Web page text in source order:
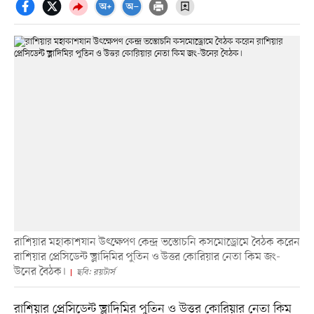
রাশিয়ার মহাকাশযান উৎক্ষেপণ কেন্দ্র ভস্তোচনি কসমোড্রোমে বৈঠক করেন
রাশিয়ার প্রেসিডেন্ট ভ্লাদিমির পুতিন ও উত্তর কোরিয়ার নেতা কিম জং-
উনের বৈঠক।
ছবি: রয়টার্স
রাশিয়ার প্রেসিডেন্ট ভ্লাদিমির পুতিন ও উত্তর কোরিয়ার নেতা কিম